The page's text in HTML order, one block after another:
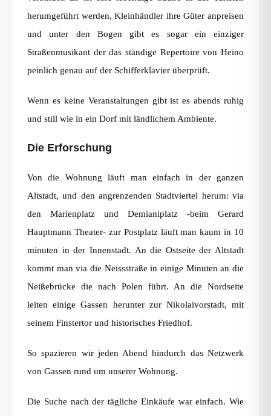
herumgeführt werden, Kleinhändler ihre Güter anpreisen
und unter den Bogen gibt es sogar ein einziger
Straßenmusikant der das ständige Repertoire von Heino
peinlich genau auf der Schifferklavier überprüft.
Wenn es keine Veranstaltungen gibt ist es abends ruhig
und still wie in ein Dorf mit ländlichem Ambiente.
Die Erforschung
Von die Wohnung läuft man einfach in der ganzen
Altstadt, und den angrenzenden Stadtviertel herum: via
den Marienplatz und Demianiplatz -beim Gerard
Hauptmann Theater- zur Postplatz läuft man kaum in 10
minuten in der Innenstadt. An die Ostseite der Altstadt
kommt man via die Neissstraße in einige Minuten an die
Neißebrücke die nach Polen führt. An die Nordseite
leiten einige Gassen herunter zur Nikolaivorstadt, mit
seinem Finstertor und historisches Friedhof.
So spazieren wir jeden Abend hindurch das Netzwerk
von Gassen rund um unserer Wohnung.
Die Suche nach der tägliche Einkäufe war einfach. Wie